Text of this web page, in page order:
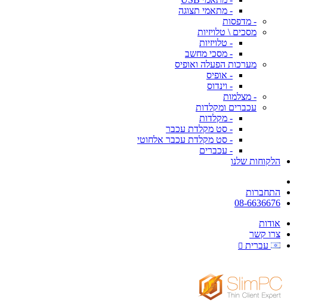
- מתאמי תצוגה
- מדפסות
מסכים \ טלויזיות
- טלויזיות
- מסכי מחשב
מערכות הפעלה ואופיס
- אופיס
- וינדוס
- מצלמות
עכברים ומקלדות
- מקלדות
- סט מקלדת עכבר
- סט מקלדת עכבר אלחוטי
- עכברים
הלקוחות שלנו
התחברות
08-6636676
אודות
צרו קשר
עברית